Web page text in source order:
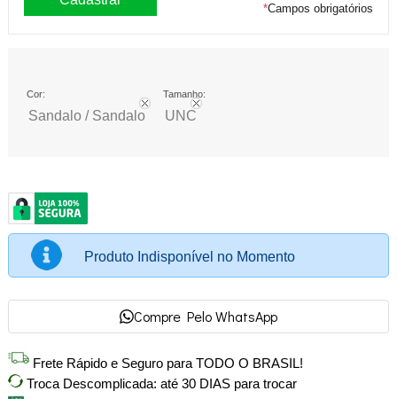
*Campos obrigatórios
Cor:
Sandalo / Sandalo
Tamanho:
UNC
Produto Indisponível no Momento
Compre Pelo WhatsApp
Frete Rápido e Seguro para TODO O BRASIL!
Troca Descomplicada: até 30 DIAS para trocar